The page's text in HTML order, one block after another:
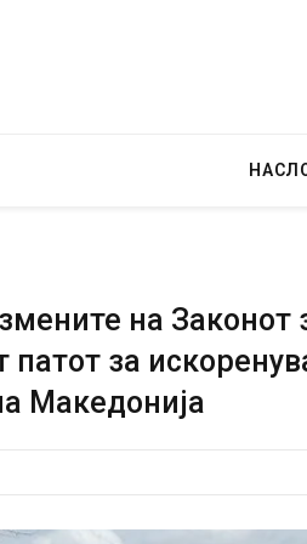
на Законот
патот за
Македонија
двајца починаа од повредите во
град на Русуија –
како роденденски подарок